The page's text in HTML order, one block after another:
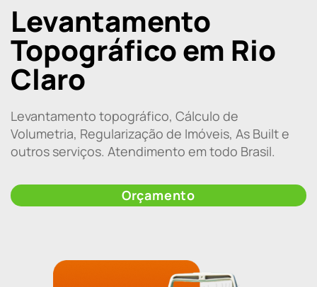
Levantamento
Topográfico em Rio
Claro
Levantamento topográfico, Cálculo de
Volumetria, Regularização de Imóveis, As Built e
outros serviços. Atendimento em todo Brasil.
Orçamento